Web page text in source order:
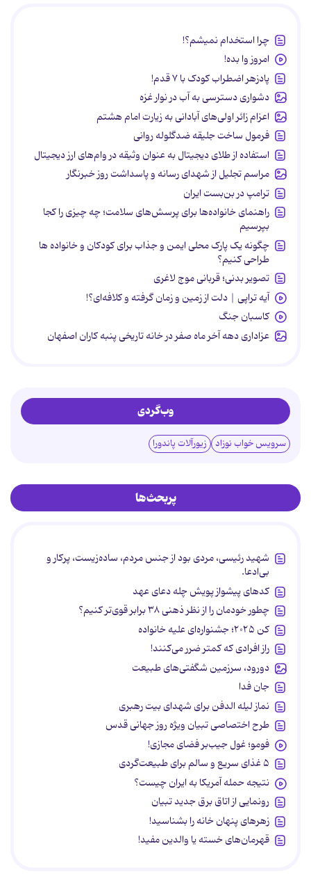
چرا استخدام نمیشم؟!
امروز وا بده!
پادزهر اضطراب کودک با ۷ قدم!
دشواری دسترسی به آب در نوار غزه
اعزام زائر اولی‌های آبادانی به زیارت امام هشتم
فرمول ساخت جلیقه ضدگلوله روانی
استفاده از طلای دیجیتال به عنوان وثیقه در وام‌های ارز دیجیتال
مراسم تجلیل از شهدای رسانه و پاسداشت روز خبرنگار
ترامپ در بن‌بست ایران
راهنمای خانواده‌ها برای پرسش‌های سلامت؛ چه چیزی را کجا
بپرسیم
چگونه یک پارک محلی ایمن و جذاب برای کودکان و خانواده ها
طراحی کنیم؟
تصویر بدنی؛ قربانی موج لاغری
آیه تراپی | دلت از زمین و زمان گرفته و کلافه‌ای؟!
کاسبان جنگ
عزاداری دهه آخر ماه صفر در خانه تاریخی پنبه کاران اصفهان
وب‌گردی
سرویس خواب نوزاد زیورآلات پاندورا
پربحث‌ها
شهید رئیسی، مردی بود از جنس مردم، ساده‌زیست، پرکار و
بی‌ادعا.
کدهای پیشواز پویش چله دعای عهد
چطور خودمان را از نظر ذهنی ۳۸ برابر قوی‌تر کنیم؟
کن ۲۰۲۵؛ جشنواره‌ای علیه خانواده
راز افرادی که کمتر ضرر می‌کنند!
دورود، سرزمین شگفتی‌های طبیعت
جان فدا
نماز لیله الدفن برای شهدای بیت رهبری
طرح اختصاصی تبیان ویژه روز جهانی قدس
فومو؛ غول جیب‌بر فضای مجازی!
۵ غذای سریع و سالم برای طبیعت‌گردی
نتیجه حمله آمریکا به ایران چیست؟
رونمایی از اتاق برق جدید تبیان
زهرهای پنهان خانه را بشناسید!
قهرمان‌های خسته یا والدین مفید!